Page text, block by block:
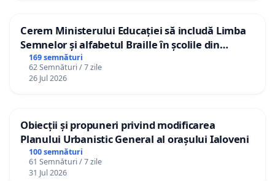
Cerem Ministerului Educației să includă Limba
Semnelor și alfabetul Braille în școlile din
Republica Moldova!
169 semnături
62 Semnături / 7 zile
26 Jul 2026
Obiecții și propuneri privind modificarea
Planului Urbanistic General al orașului Ialoveni
100 semnături
61 Semnături / 7 zile
31 Jul 2026